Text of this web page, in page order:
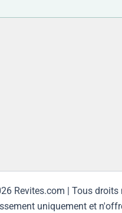
Revites.com | Tous droits
uniquement et